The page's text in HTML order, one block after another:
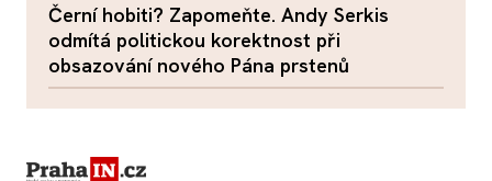
Černí hobiti? Zapomeňte. Andy Serkis
odmítá politickou korektnost při
obsazování nového Pána prstenů